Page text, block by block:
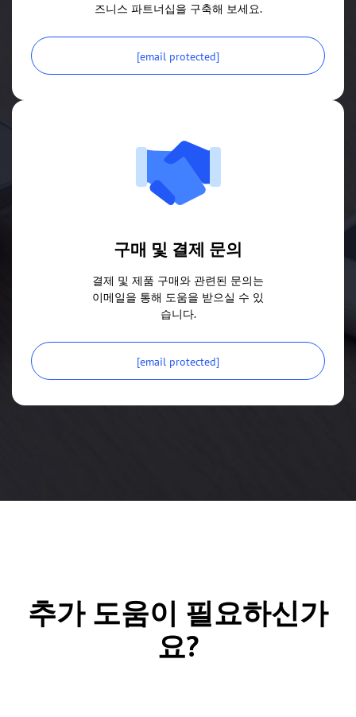
즈니스 파트너십을 구축해 보세요.
[email protected]
구매 및 결제 문의
결제 및 제품 구매와 관련된 문의는
이메일을 통해 도움을 받으실 수 있
습니다.
[email protected]
추가 도움이 필요하신가
요?